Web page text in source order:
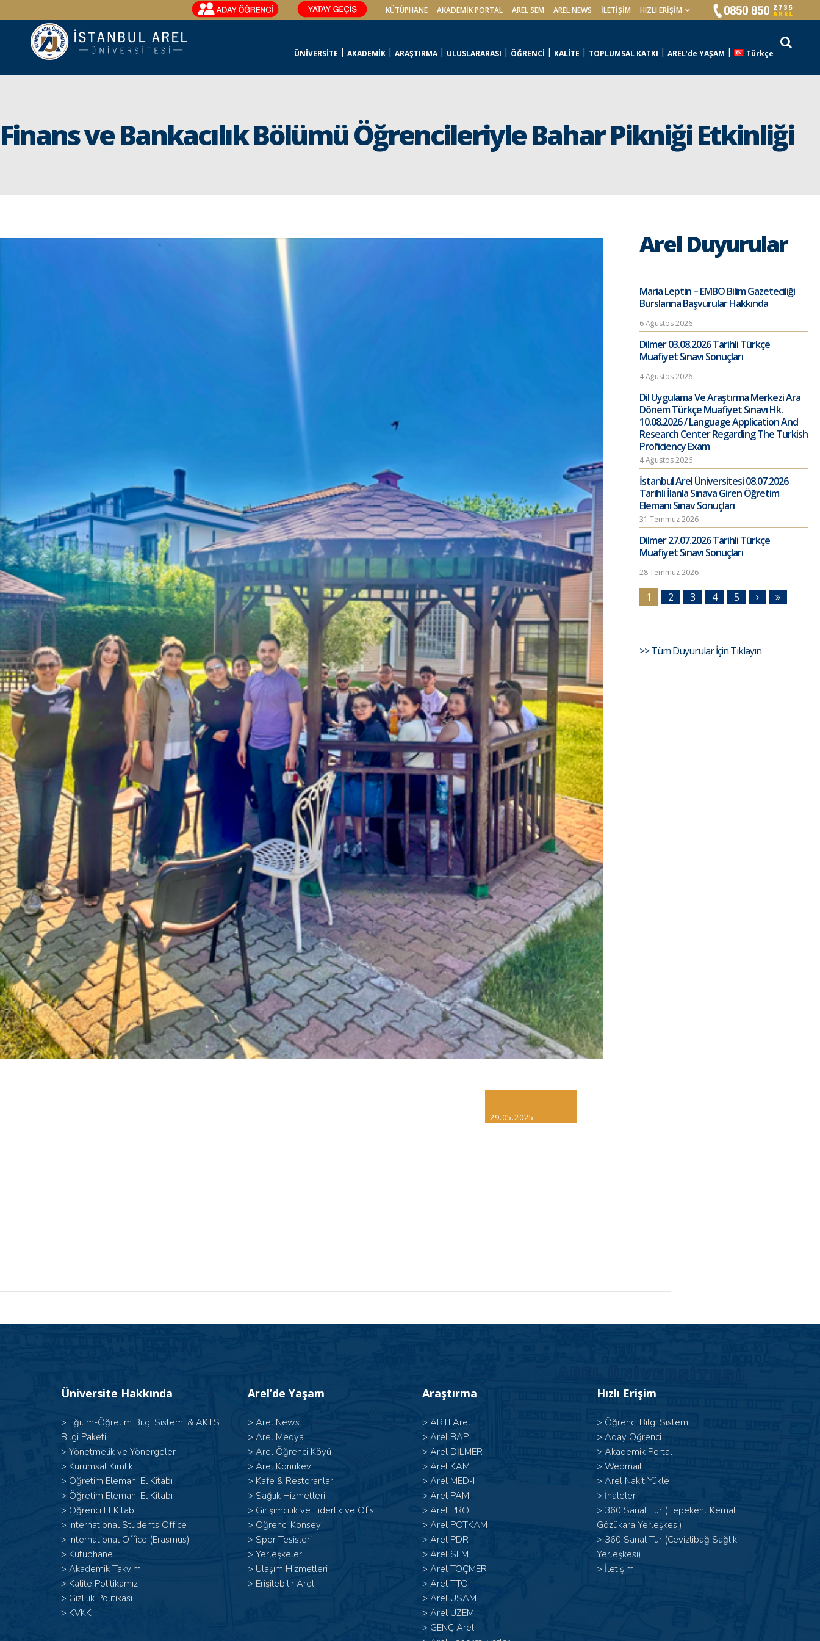
KÜTÜPHANE AKADEMİK PORTAL AREL SEM AREL NEWS İLETIŞIM HIZLI ERİŞİM
ÜNİVERSİTE AKADEMİK ARAŞTIRMA ULUSLARARASI ÖĞRENCİ KALİTE TOPLUMSAL KATKI AREL’de YAŞAM Türkçe
Finans ve Bankacılık Bölümü Öğrencileriyle Bahar Pikniği Etkinliği
29.05.2025
Arel Duyurular
Maria Leptin – EMBO Bilim Gazeteciliği
Burslarına Başvurular Hakkında
6 Ağustos 2026
Dilmer 03.08.2026 Tarihli Türkçe
Muafiyet Sınavı Sonuçları
4 Ağustos 2026
Dil Uygulama Ve Araştırma Merkezi Ara
Dönem Türkçe Muafiyet Sınavı Hk.
10.08.2026 / Language Application And
Research Center Regarding The Turkish
Proficiency Exam
4 Ağustos 2026
İstanbul Arel Üniversitesi 08.07.2026
Tarihli İlanla Sınava Giren Öğretim
Elemanı Sınav Sonuçları
31 Temmuz 2026
Dilmer 27.07.2026 Tarihli Türkçe
Muafiyet Sınavı Sonuçları
28 Temmuz 2026
1 2 3 4 5
>> Tüm Duyurular İçin Tıklayın
Üniversite Hakkında
> Eğitim-Öğretim Bilgi Sistemi & AKTS
Bilgi Paketi
> Yönetmelik ve Yönergeler
> Kurumsal Kimlik
> Öğretim Elemanı El Kitabı I
> Öğretim Elemanı El Kitabı II
> Öğrenci El Kitabı
> International Students Office
> International Office (Erasmus)
> Kütüphane
> Akademik Takvim
> Kalite Politikamız
> Gizlilik Politikası
> KVKK
Arel’de Yaşam
> Arel News
> Arel Medya
> Arel Öğrenci Köyü
> Arel Konukevi
> Kafe & Restoranlar
> Sağlık Hizmetleri
> Girişimcilik ve Liderlik ve Ofisi
> Öğrenci Konseyi
> Spor Tesisleri
> Yerleşkeler
> Ulaşım Hizmetleri
> Erişilebilir Arel
Araştırma
> ARTI Arel
> Arel BAP
> Arel DİLMER
> Arel KAM
> Arel MED-I
> Arel PAM
> Arel PRO
> Arel POTKAM
> Arel PDR
> Arel SEM
> Arel TOÇMER
> Arel TTO
> Arel USAM
> Arel UZEM
> GENÇ Arel
Hızlı Erişim
> Öğrenci Bilgi Sistemi
> Aday Öğrenci
> Akademik Portal
> Webmail
> Arel Nakit Yükle
> İhaleler
> 360 Sanal Tur (Tepekent Kemal
Gözükara Yerleşkesi)
> 360 Sanal Tur (Cevizlibağ Sağlık
Yerleşkesi)
> İletişim